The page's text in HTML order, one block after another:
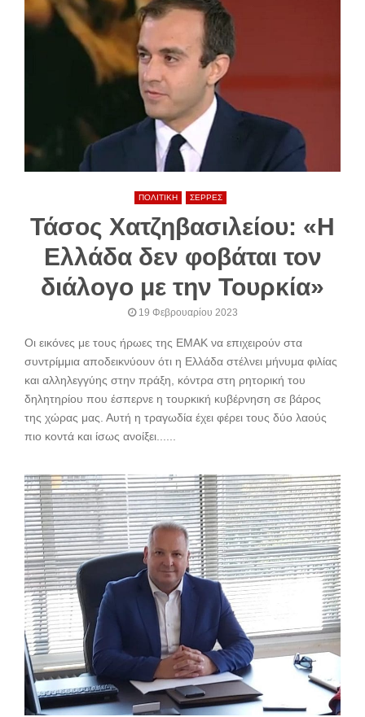
ΠΟΛΙΤΙΚΗ ΣΕΡΡΕΣ
Τάσος Χατζηβασιλείου: «Η
Ελλάδα δεν φοβάται τον
διάλογο με την Τουρκία»
19 Φεβρουαρίου 2023
Οι εικόνες με τους ήρωες της ΕΜΑΚ να επιχειρούν στα
συντρίμμια αποδεικνύουν ότι η Ελλάδα στέλνει μήνυμα φιλίας
και αλληλεγγύης στην πράξη, κόντρα στη ρητορική του
δηλητηρίου που έσπερνε η τουρκική κυβέρνηση σε βάρος
της χώρας μας. Αυτή η τραγωδία έχει φέρει τους δύο λαούς
πιο κοντά και ίσως ανοίξει......